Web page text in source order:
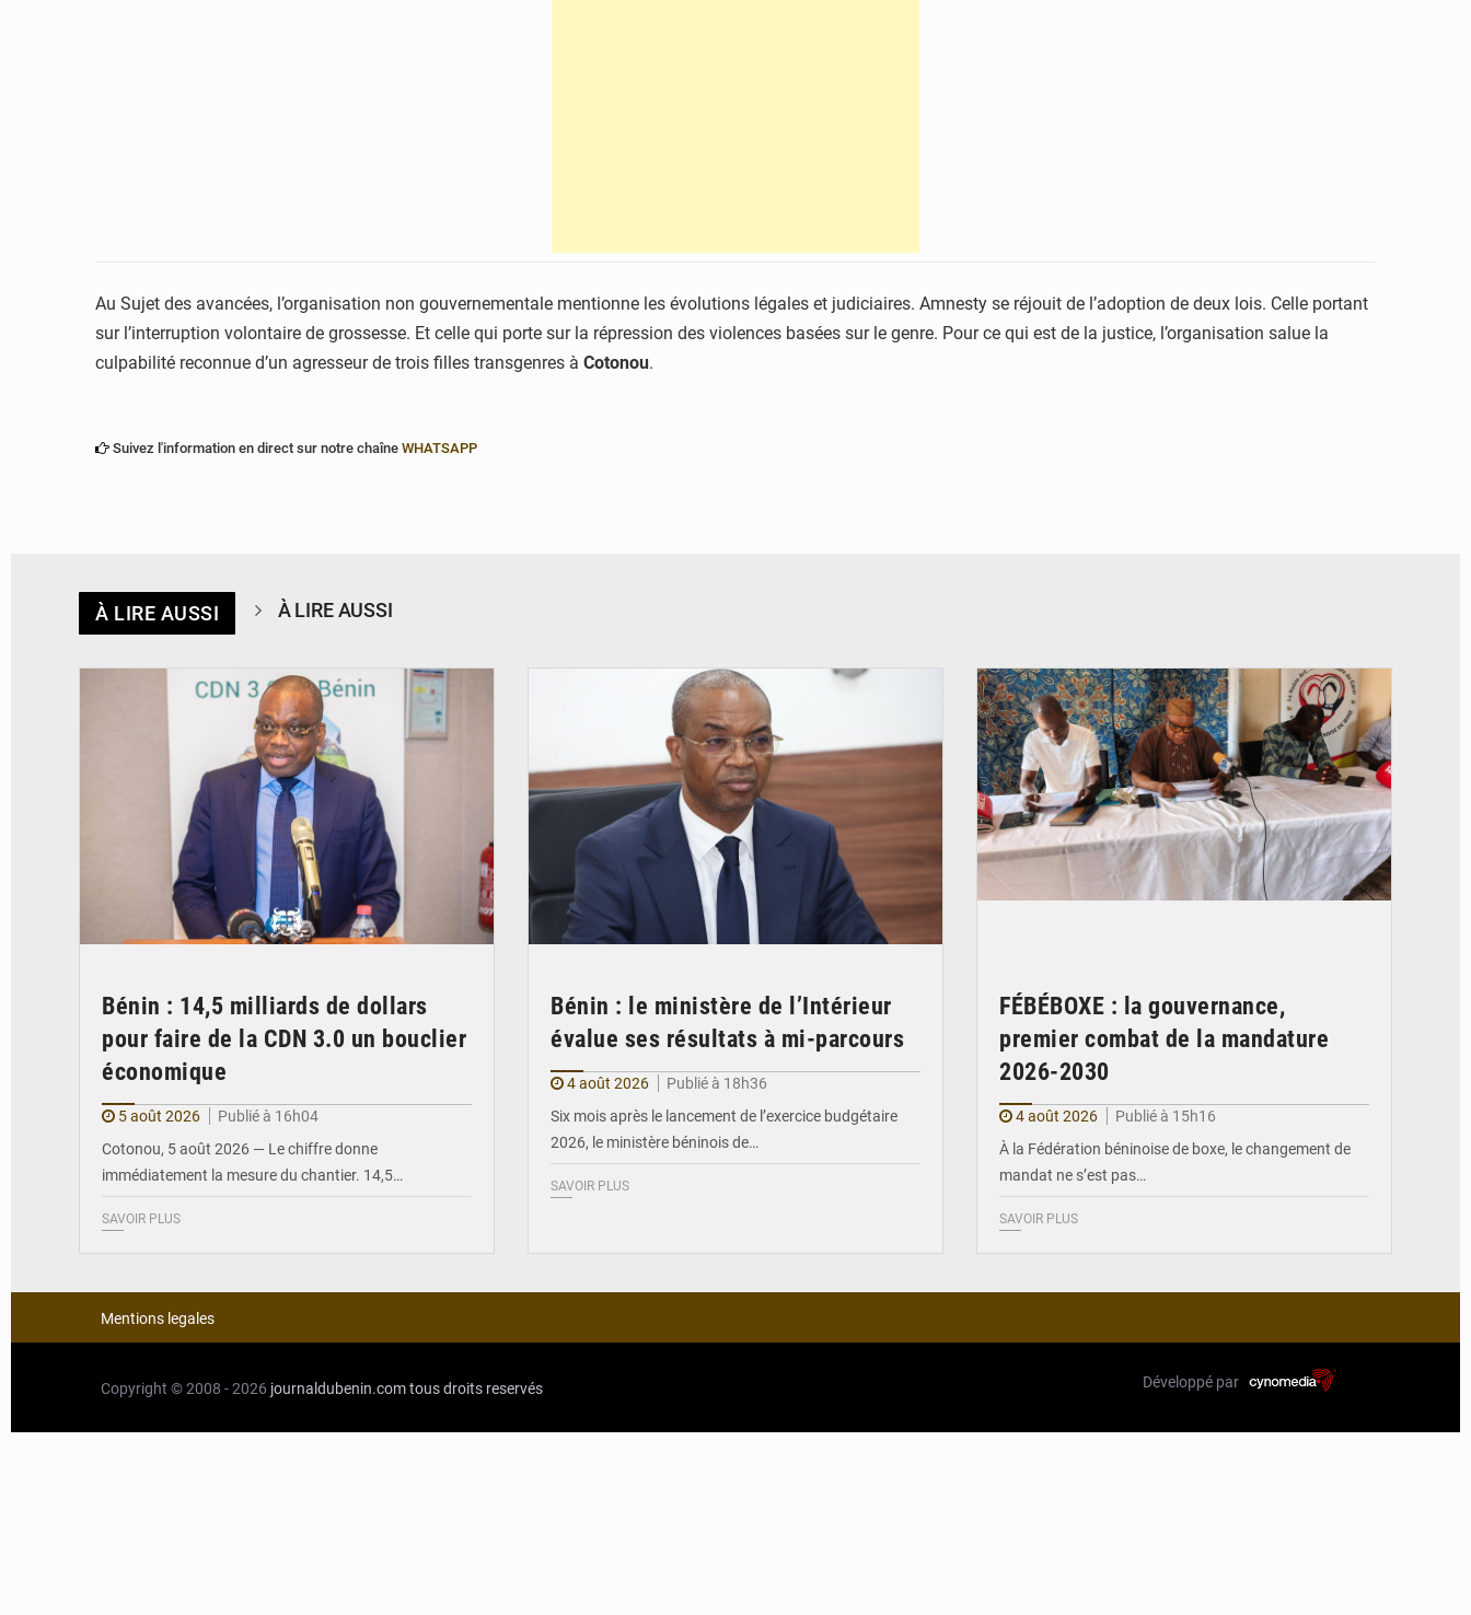
Au Sujet des avancées, l’organisation non gouvernementale mentionne les évolutions légales et judiciaires. Amnesty se réjouit de l’adoption de deux lois. Celle portant
sur l’interruption volontaire de grossesse. Et celle qui porte sur la répression des violences basées sur le genre. Pour ce qui est de la justice, l’organisation salue la
culpabilité reconnue d’un agresseur de trois filles transgenres à Cotonou.
Suivez l'information en direct sur notre chaîne WHATSAPP
À LIRE AUSSI À LIRE AUSSI
© Ministère du Cadre de Vie et des Transports, chargé du Développement
Bénin : 14,5 milliards de dollars
pour faire de la CDN 3.0 un bouclier
économique
5 août 2026
Publié à 16h04
Cotonou, 5 août 2026 — Le chiffre donne
immédiatement la mesure du chantier. 14,5…
SAVOIR PLUS
Bénin : le ministère de l’Intérieur
évalue ses résultats à mi-parcours
4 août 2026
Publié à 18h36
Six mois après le lancement de l’exercice budgétaire
2026, le ministère béninois de…
SAVOIR PLUS
FÉBÉBOXE : la gouvernance,
premier combat de la mandature
2026-2030
4 août 2026
Publié à 15h16
À la Fédération béninoise de boxe, le changement de
mandat ne s’est pas…
SAVOIR PLUS
Mentions legales
Copyright © 2008 - 2026 journaldubenin.comtous droits reservés Développé par